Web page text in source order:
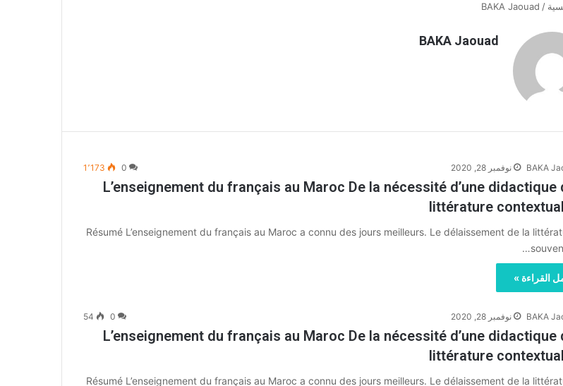
/
BAKA Jaouad
BAKA Jaouad
BAKA نوفمبر 28, 2020 0 1٬173
L’enseignement du français au Maroc De la nécessité d’une didactique
littérature
Résumé L’enseignement du français au Maroc a connu des jours meilleurs. Le délaissement de la
القراءة »
BAKA نوفمبر 28, 2020 0
54
L’enseignement du français au Maroc De la nécessité d’une didactique
littérature
Résumé L’enseignement du français au Maroc a connu des jours meilleurs. Le délaissement de la